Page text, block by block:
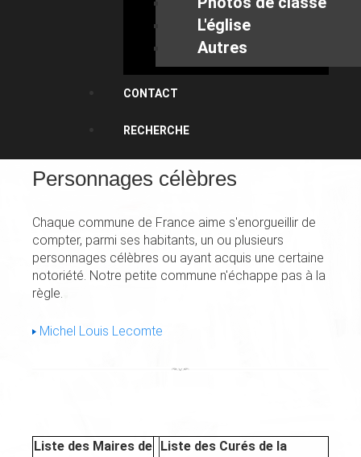
L'église
Autres
CONTACT
RECHERCHE
Personnages célèbres
Chaque commune de France aime s'enorgueillir de
compter, parmi ses habitants, un ou plusieurs
personnages célèbres ou ayant acquis une certaine
notoriété. Notre petite commune n'échappe pas à la
règle.
Michel Louis Lecomte
Liste des Maires de Liste des Curés de la